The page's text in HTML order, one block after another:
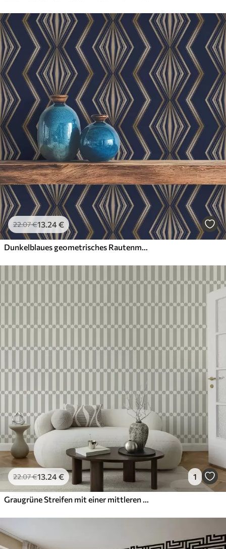
22.07€13.24€
Dunkelblaues geometrisches Rautenmuster
22.07€13.24€ 1
Graugrüne Streifen mit einer mittleren Reihe von Kreisen